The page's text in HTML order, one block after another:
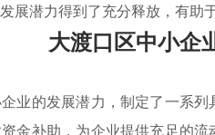
展潜力得到了充分释放，有助
大渡口区中小企
业的发展潜力，制定了一系列
金补助，为企业提供充足的